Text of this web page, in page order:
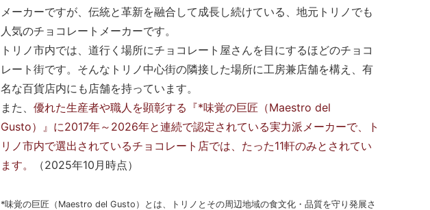
メーカーですが、伝統と革新を融合して成長し続けている、地元トリノでも
人気のチョコレートメーカーです。
トリノ市内では、道行く場所にチョコレート屋さんを目にするほどのチョコ
レート街です。そんなトリノ中心街の隣接した場所に工房兼店舗を構え、有
名な百貨店内にも店舗を持っています。
また、 優れた生産者や職人を顕彰する『*味覚の巨匠（Maestro del
Gusto）』に2017年～2026年と連続で認定されている実力派メーカーで、ト
リノ市内で選出されているチョコレート店では、たった11軒のみとされてい
ます。
（2025年10月時点）
*味覚の巨匠（Maestro del Gusto）とは、トリノとその周辺地域の食文化・品質を守り発展さ